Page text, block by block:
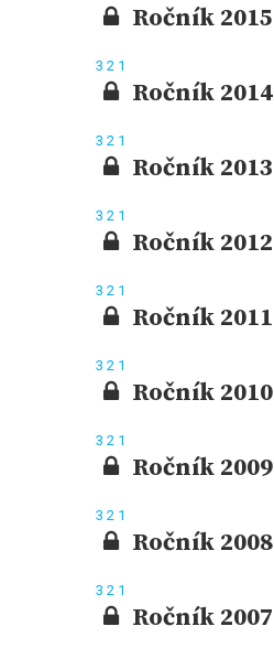
Ročník 2015
3 2 1
Ročník 2014
3 2 1
Ročník 2013
3 2 1
Ročník 2012
3 2 1
Ročník 2011
3 2 1
Ročník 2010
3 2 1
Ročník 2009
3 2 1
Ročník 2008
3 2 1
Ročník 2007